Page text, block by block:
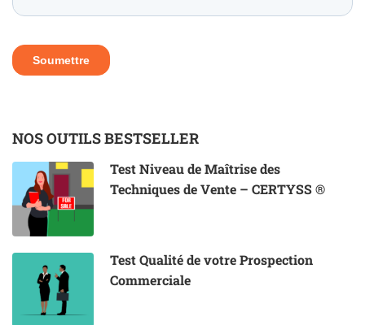
NOS OUTILS BESTSELLER
Test Niveau de Maîtrise des
Techniques de Vente – CERTYSS ®
Test Qualité de votre Prospection
Commerciale